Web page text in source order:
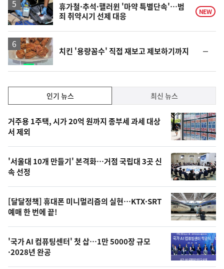
휴가철·추석·핼러윈 '마약 특별단속'…범
죄 취약시기 선제 대응
NEW
치킨 '용량꼼수' 직접 재보고 제보하기까지
일
기,
최
신,
오
늘
의
영
상
오
늘
인기 뉴스 최신 뉴스
기
뉴
스
거주용 1주택, 시가 20억 원까지 종부세 과세 대상
서 제외
'서울대 10개 만들기' 본격화…거점 국립대 3곳 신
속 선정
[달달정책] 휴대폰 미니멀리즘의 실현…KTX·SRT
예매 한 번에 끝!
'국가 AI 컴퓨팅센터' 첫 삽…1만 5000장 규모
·2028년 완공